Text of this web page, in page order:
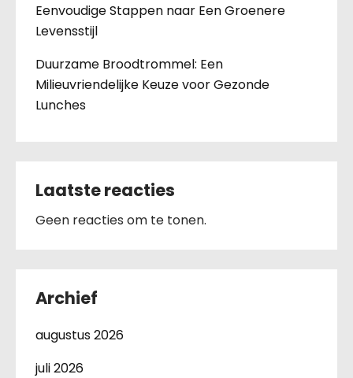
Eenvoudige Stappen naar Een Groenere
Levensstijl
Duurzame Broodtrommel: Een
Milieuvriendelijke Keuze voor Gezonde
Lunches
Laatste reacties
Geen reacties om te tonen.
Archief
augustus 2026
juli 2026